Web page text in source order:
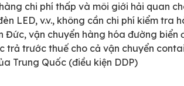
chi phí thấp và môi giới hải quan
LED, v.v., không cần chi phí kiểm tra
Đức, vận chuyển hàng hóa đường
trả trước thuế cho cả vận chuyển
Trung Quốc (điều kiện DDP)